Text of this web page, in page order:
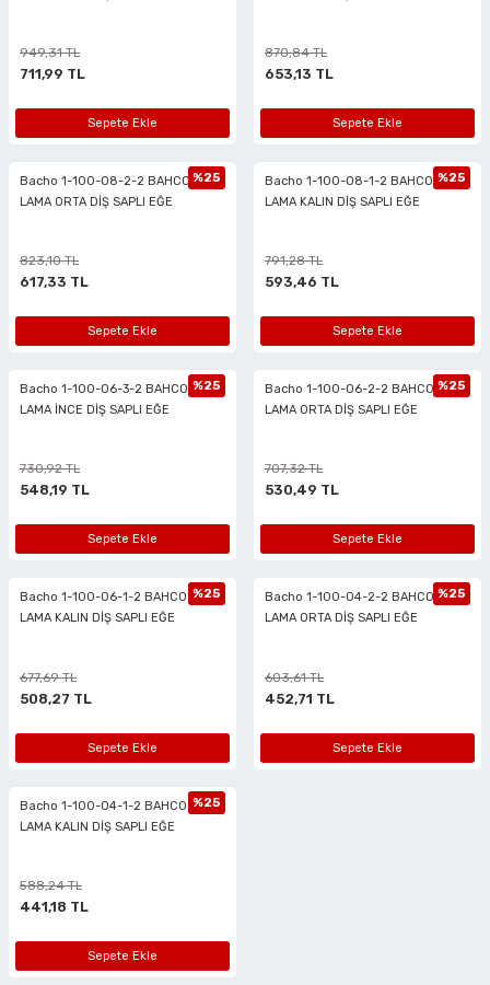
Tabancaları
Uçları
Penseleri
949,31 TL
711,99 TL
Sepete Ekle
870,84 TL
653,13 TL
Sepete Ekle
Bacho 1-100-08-2-2 BAHCO 8''
LAMA ORTA DİŞ SAPLI EĞE
%25
823,10 TL
617,33 TL
Sepete Ekle
Bacho 1-100-08-1-2 BAHCO 8''
LAMA KALIN DİŞ SAPLI EĞE
%25
791,28 TL
593,46 TL
Sepete Ekle
Bacho 1-100-06-3-2 BAHCO 6''
LAMA İNCE DİŞ SAPLI EĞE
%25
730,92 TL
548,19 TL
Sepete Ekle
Bacho 1-100-06-2-2 BAHCO 6''
LAMA ORTA DİŞ SAPLI EĞE
%25
707,32 TL
530,49 TL
Sepete Ekle
Bacho 1-100-06-1-2 BAHCO 6''
LAMA KALIN DİŞ SAPLI EĞE
%25
677,69 TL
508,27 TL
Sepete Ekle
Bacho 1-100-04-2-2 BAHCO 4''
LAMA ORTA DİŞ SAPLI EĞE
%25
603,61 TL
452,71 TL
Sepete Ekle
Bacho 1-100-04-1-2 BAHCO 4''
LAMA KALIN DİŞ SAPLI EĞE
%25
588,24 TL
441,18 TL
Sepete Ekle